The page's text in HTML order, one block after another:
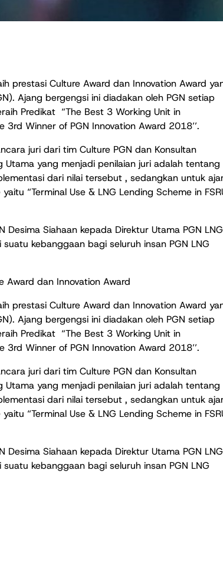
prestasi Culture Award dan Innovation Award
Ajang bergengsi ini diadakan oleh PGN setiap
Predikat “The Best 3 Working Unit in
Winner of PGN Innovation Award 2018’’.
juri dari tim Culture PGN dan Konsultan
yang menjadi penilaian juri adalah tentang
dari nilai tersebut , sedangkan untuk
“Terminal Use & LNG Lending Scheme in
Desima Siahaan kepada Direktur Utama PGN LNG
kebanggaan bagi seluruh insan PGN LNG
Award dan Innovation Award
prestasi Culture Award dan Innovation Award
Ajang bergengsi ini diadakan oleh PGN setiap
Predikat “The Best 3 Working Unit in
Winner of PGN Innovation Award 2018’’.
juri dari tim Culture PGN dan Konsultan
yang menjadi penilaian juri adalah tentang
dari nilai tersebut , sedangkan untuk
“Terminal Use & LNG Lending Scheme in
Desima Siahaan kepada Direktur Utama PGN LNG
kebanggaan bagi seluruh insan PGN LNG